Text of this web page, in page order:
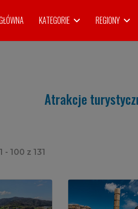
KATEGORIE REGIONY
Atrakcje
1 - 100 z 131